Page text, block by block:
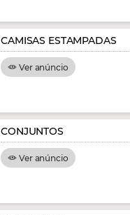
CAMISAS ESTAMPADAS
Ver anúncio
CONJUNTOS
Ver anúncio